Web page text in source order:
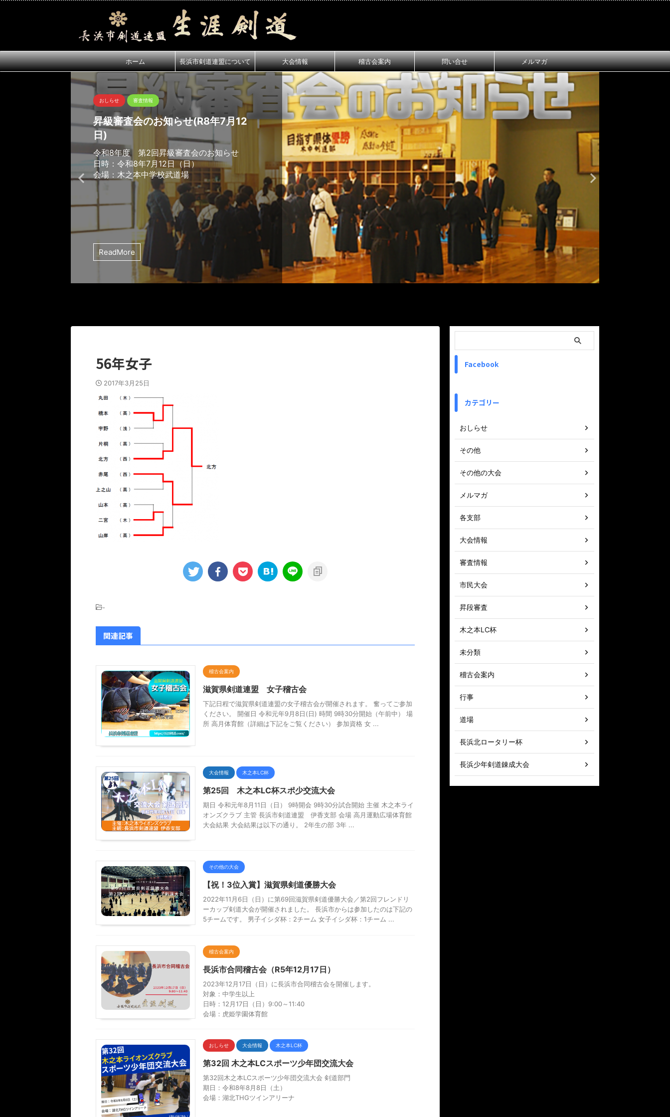
ホーム 長浜市剣道連盟について 大会情報 稽古会案内 問い合せ メルマガ
おしらせ 審査情報
昇級審査会のお知らせ(R8年7月12
日)
令和8年度 第2回昇級審査会のお知らせ
日時：令和8年7月12日（日）
会場：木之本中学校武道場
ReadMore
56年女子
2017年3月25日
-
関連記事
稽古会案内
滋賀県剣道連盟 女子稽古会
下記日程で滋賀県剣道連盟の女子稽古会が開催されます。 奮ってご参加
ください。 開催日 令和元年9月8日(日) 時間 9時30分開始（午前中） 場
所 高月体育館（詳細は下記をご覧ください） 参加資格 女 ...
大会情報 木之本LC杯
第25回 木之本LC杯スポ少交流大会
期日 令和元年8月11日（日） 9時開会 9時30分試合開始 主催 木之本ライ
オンズクラブ 主管 長浜市剣道連盟 伊香支部 会場 高月運動広場体育館
大会結果 大会結果は以下の通り。 2年生の部 3年 ...
その他の大会
【祝！3位入賞】滋賀県剣道優勝大会
2022年11月6日（日）に第69回滋賀県剣道優勝大会／第2回フレンドリ
ーカップ剣道大会が開催されました。 長浜市からは参加したのは下記の
5チームです。 男子イシダ杯：2チーム 女子イシダ杯：1チーム ...
稽古会案内
長浜市合同稽古会（R5年12月17日）
2023年12月17日（日）に長浜市合同稽古会を開催します。
対象：中学生以上
日時：12月17日（日）9:00～11:40
会場：虎姫学園体育館
おしらせ 大会情報 木之本LC杯
第32回 木之本LCスポーツ少年団交流大会
第32回木之本LCスポーツ少年団交流大会 剣道部門
期日：令和8年8月8日（土）
会場：湖北THGツインアリーナ
Facebook
カテゴリー
おしらせ
その他
その他の大会
メルマガ
各支部
大会情報
審査情報
市民大会
昇段審査
木之本LC杯
未分類
稽古会案内
行事
道場
長浜北ロータリー杯
長浜少年剣道錬成大会